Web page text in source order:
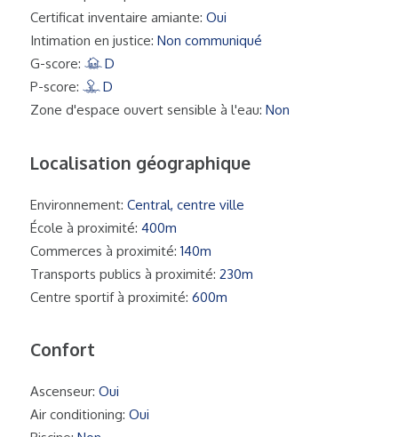
Certificat inventaire amiante: Oui
Intimation en justice: Non communiqué
G-score:
D
P-score:
D
Zone d'espace ouvert sensible à l'eau: Non
Localisation géographique
Environnement: Central, centre ville
École à proximité: 400m
Commerces à proximité: 140m
Transports publics à proximité: 230m
Centre sportif à proximité: 600m
Confort
Ascenseur: Oui
Air conditioning: Oui